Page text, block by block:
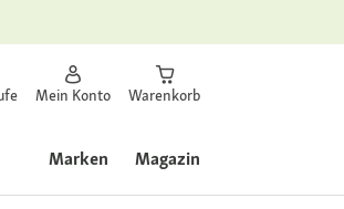
Mein Konto Warenkorb
Marken Magazin